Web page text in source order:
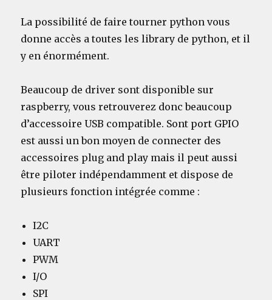
La possibilité de faire tourner python vous
donne accès a toutes les library de python, et il
y en énormément.
Beaucoup de driver sont disponible sur
raspberry, vous retrouverez donc beaucoup
d’accessoire USB compatible. Sont port GPIO
est aussi un bon moyen de connecter des
accessoires plug and play mais il peut aussi
être piloter indépendamment et dispose de
plusieurs fonction intégrée comme :
I2C
UART
PWM
I/O
SPI